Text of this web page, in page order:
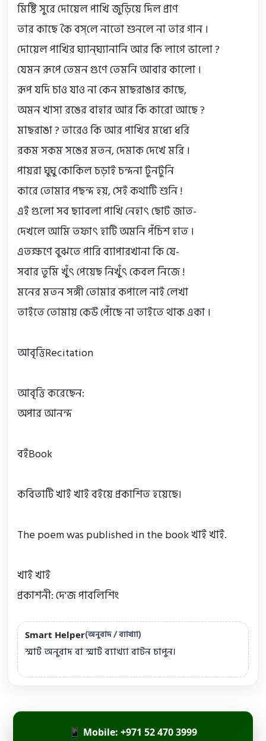
মিষ্টি সুরে দোয়েল পাখি জুড়িয়ে দিল প্রাণ
তার কাছে কৈ বস্‌লে নাতো শুনলে না তার গান ।
দোয়েল পাখির ঘ্যান্‌ঘ্যানানি আর কি লাগে ভালো ?
যেমন রূপে তেমন গুণে তেমনি আবার কালো ।
রূপ যদি চাও যাও না কেন মাছরাঙার কাছে,
অমন খাসা রঙের বাহার আর কি কারো আছে ?
মাছরাঙা ? তারেও কি আর পাখির মধ্যে ধরি
রকম সকম সঙের মতন, দেমাক দেখে মরি ।
পায়রা ঘুঘু কোকিল চড়াই চন্দনা টুনটুনি
কারে তোমার পছন্দ হয়, সেই কথাটি শুনি !
এই গুলো সব ছ্যাবলা পাখি নেহাৎ ছোট জাত-
দেখলে আমি তফাৎ হাটি অমনি পঁচিশ হাত ।
এতক্ষণে বুঝতে পারি ব্যাপারখানা কি যে-
সবার তুমি খুঁৎ পেয়েছ নিখুঁৎ কেবল নিজে !
মনের মতন সঙ্গী তোমার কপালে নাই লেখা
তাইতে তোমায় কেউ পোঁছে না তাইতে থাক একা ।
আবৃত্তিRecitation
আবৃত্তি করেছেন:
অপার আনন্দ
বইBook
কবিতাটি খাই খাই বইয়ে প্রকাশিত হয়েছে।
The poem was published in the book খাই খাই.
খাই খাই
প্রকাশনী: দে'জ পাবলিশিং
Smart Helper(অনুবাদ / ব্যাখ্যা)
স্মার্ট অনুবাদ বা স্মার্ট ব্যাখ্যা বাটন চাপুন।
📱 Mobile: +971 52 470 3999